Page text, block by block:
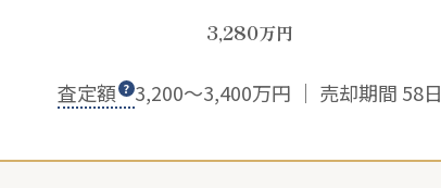
3,280万円
査定額 3,200〜3,400万円 ｜ 売却期間 58日